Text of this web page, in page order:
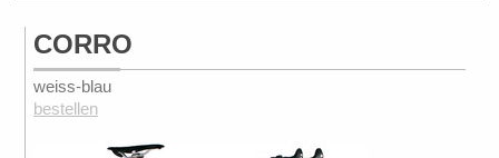
CORRO
weiss-blau
bestellen